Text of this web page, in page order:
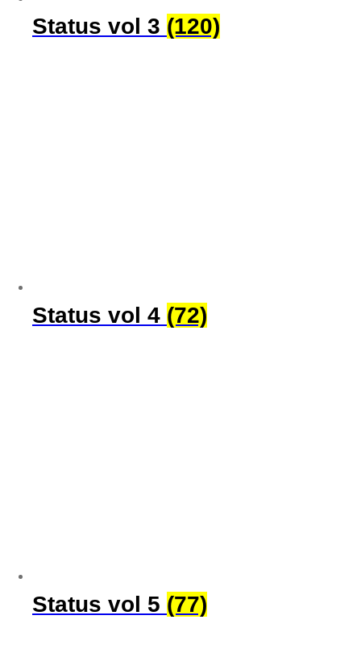
Status vol 3 (120)
Status vol 4 (72)
Status vol 5 (77)